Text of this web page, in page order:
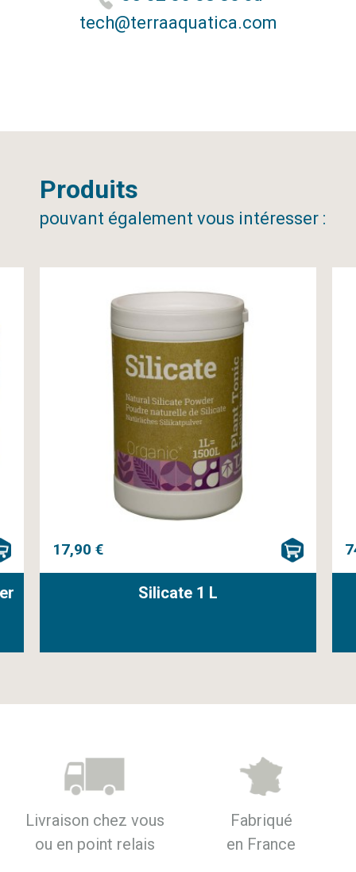
tech@terraaquatica.com
Produits
pouvant également vous intéresser :
17,90 €
Silicate 1 L
Livraison chez vous
ou en point relais
Fabriqué
en France